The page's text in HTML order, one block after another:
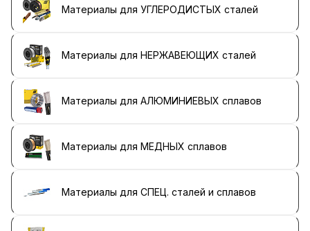
Материалы для УГЛЕРОДИСТЫХ сталей
Материалы для НЕРЖАВЕЮЩИХ сталей
Материалы для АЛЮМИНИЕВЫХ сплавов
Материалы для МЕДНЫХ сплавов
Материалы для СПЕЦ. сталей и сплавов